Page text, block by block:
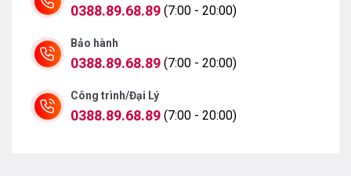
mắt hơn.0388.89.68.89 (7:00 - 20:00)
Bảo hành
0388.89.68.89 (7:00 - 20:00)
Công trình/Đại Lý
0388.89.68.89 (7:00 - 20:00)